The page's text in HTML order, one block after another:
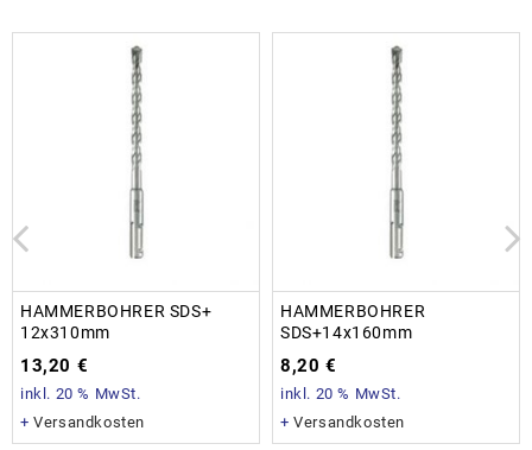
HAMMERBOHRER SDS+
12x310mm
13,20 €
inkl. 20 % MwSt.
+Versandkosten
HAMMERBOHRER
SDS+14x160mm
8,20 €
inkl. 20 % MwSt.
+Versandkosten